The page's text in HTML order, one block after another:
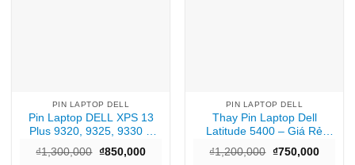
PIN LAPTOP DELL
Pin Laptop DELL XPS 13
Plus 9320, 9325, 9330 –
Giá Tốt
₫1,300,000 Giá
₫850,000Giá
PIN LAPTOP DELL
Thay Pin Laptop Dell
Latitude 5400 – Giá Rẻ
Cửa Hàng
₫1,200,000 Giá
₫750,000Giá